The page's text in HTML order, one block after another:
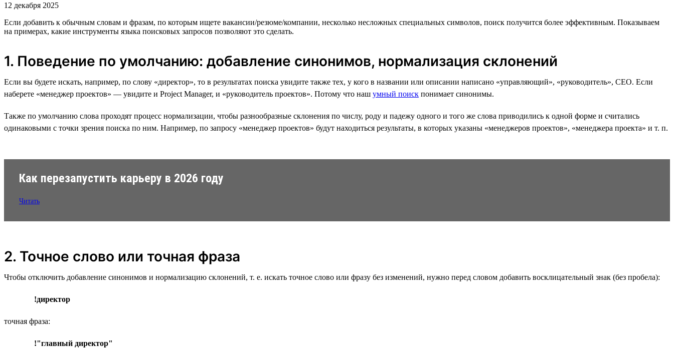
12 декабря 2025
Если добавить к обычным словам и фразам, по которым ищете вакансии/резюме/компании, несколько несложных специальных символов, поиск получится более эффективным. Показываем
на примерах, какие инструменты языка поисковых запросов позволяют это сделать.
1. Поведение по умолчанию: добавление синонимов, нормализация склонений
Если вы будете искать, например, по слову «директор», то в результатах поиска увидите также тех, у кого в названии или описании написано «управляющий», «руководитель», CEO. Если
наберете «менеджер проектов» — увидите и Project Manager, и «руководитель проектов». Потому что наш умный поиск понимает синонимы.
Также по умолчанию слова проходят процесс нормализации, чтобы разнообразные склонения по числу, роду и падежу одного и того же слова приводились к одной форме и считались
одинаковыми с точки зрения поиска по ним. Например, по запросу «менеджер проектов» будут находиться результаты, в которых указаны «менеджеров проектов», «менеджера проекта» и т. п.
Как перезапустить карьеру в 2026 году
Читать
2. Точное слово или точная фраза
Чтобы отключить добавление синонимов и нормализацию склонений, т. е. искать точное слово или фразу без изменений, нужно перед словом добавить восклицательный знак (без пробела):
!директор
точная фраза:
!"главный директор"